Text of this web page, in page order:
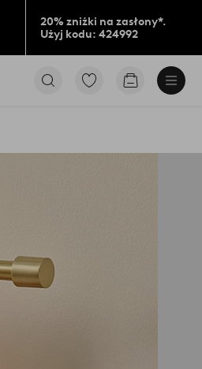
20% zniżki na zasłony*.
Użyj kodu: 424992
PrzejdźPrzejdź